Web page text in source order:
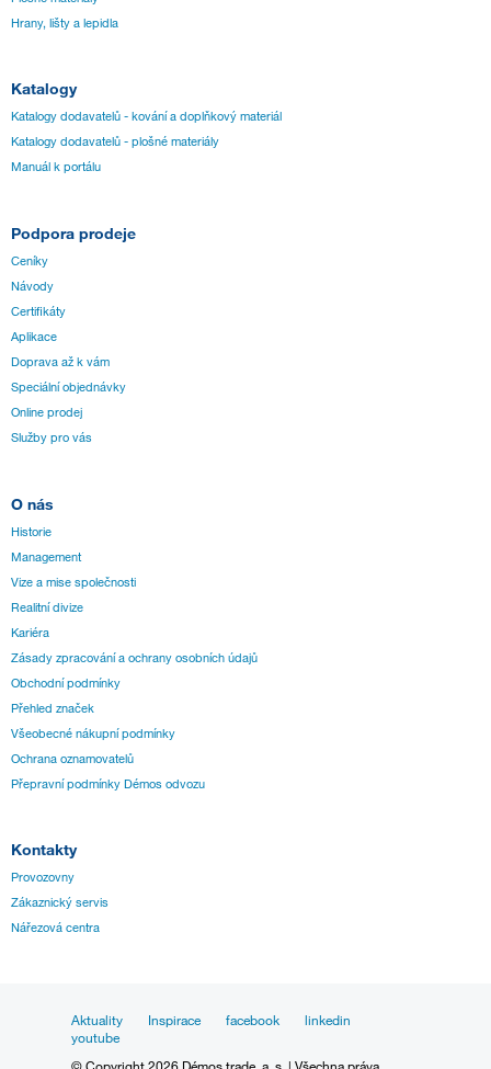
Hrany, lišty a lepidla
Katalogy
Katalogy dodavatelů - kování a doplňkový materiál
Katalogy dodavatelů - plošné materiály
Manuál k portálu
Podpora prodeje
Ceníky
Návody
Certifikáty
Aplikace
Doprava až k vám
Speciální objednávky
Online prodej
Služby pro vás
O nás
Historie
Management
Vize a mise společnosti
Realitní divize
Kariéra
Zásady zpracování a ochrany osobních údajů
Obchodní podmínky
Přehled značek
Všeobecné nákupní podmínky
Ochrana oznamovatelů
Přepravní podmínky Démos odvozu
Kontakty
Provozovny
Zákaznický servis
Nářezová centra
Aktuality Inspirace facebook
linkedin
youtube